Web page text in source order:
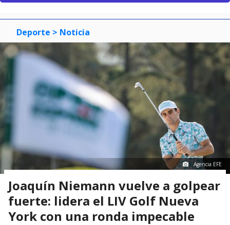
Deporte > Noticia
Agencia EFE
Joaquín Niemann vuelve a golpear
fuerte: lidera el LIV Golf Nueva
York con una ronda impecable